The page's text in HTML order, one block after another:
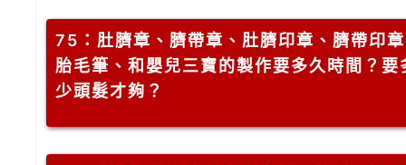
75 ：肚臍章、臍帶章、肚臍印章、臍帶印
胎毛筆、和嬰兒三寶的製作要多久時間？要
少頭髮才夠？